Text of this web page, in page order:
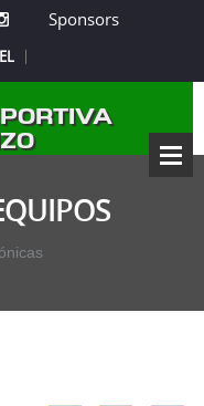
Sponsors